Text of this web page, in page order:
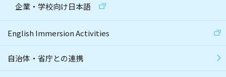
企業・学校向け日本語
English Immersion Activities
自治体・省庁との連携